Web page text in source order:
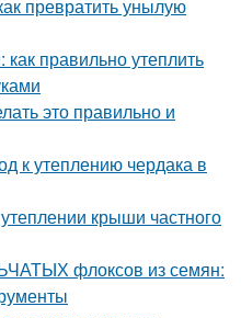
превратить унылую
правильно утеплить
это правильно и
к утеплению чердака в
крыши частного
флоксов из семян: